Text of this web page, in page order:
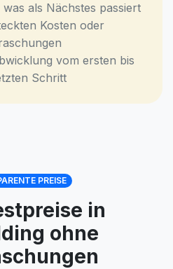
als Nächstes passiert
Kosten oder
vom ersten bis
Schritt
PREISE
in
ohne